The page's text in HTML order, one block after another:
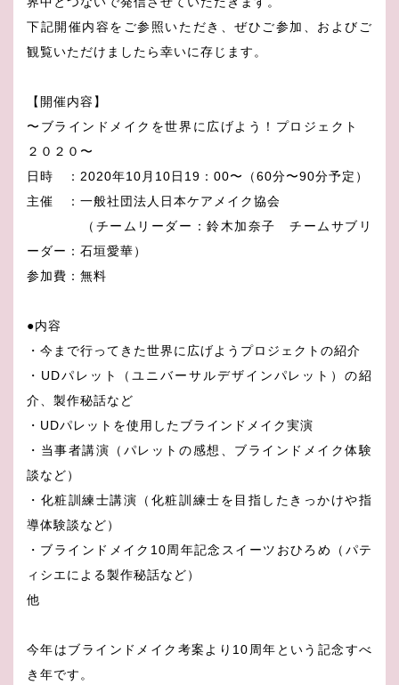
下記開催内容をご参照いただき、ぜひご参加、およびご
観覧いただけましたら幸いに存じます。
【開催内容】
〜ブラインドメイクを世界に広げよう！プロジェクト
２０２０〜
日時 ：2020年10月10日19：00〜（60分〜90分予定）
主催 ：一般社団法人日本ケアメイク協会
（チームリーダー：鈴木加奈子 チームサブリ
ーダー：石垣愛華）
参加費：無料
●内容
・今まで行ってきた世界に広げようプロジェクトの紹介
・UDパレット（ユニバーサルデザインパレット）の紹
介、製作秘話など
・UDパレットを使用したブラインドメイク実演
・当事者講演（パレットの感想、ブラインドメイク体験
談など）
・化粧訓練士講演（化粧訓練士を目指したきっかけや指
導体験談など）
・ブラインドメイク10周年記念スイーツおひろめ（パテ
ィシエによる製作秘話など）
他
今年はブラインドメイク考案より10周年という記念すべ
き年です。